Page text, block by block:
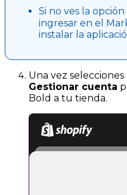
Si no ves la
ingresar en el
instalar la
Una vez
Gestionar cuenta
Bold a tu tienda.